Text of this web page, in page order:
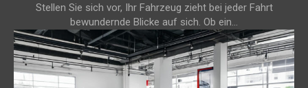
Stellen Sie sich vor, Ihr Fahrzeug zieht bei jeder Fahrt
bewundernde Blicke auf sich. Ob ein...